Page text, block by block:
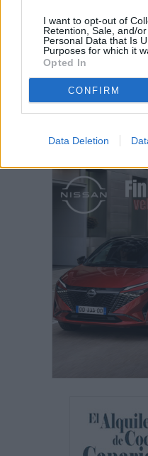
I want to opt-out of
Retention, Sale, and/
Personal Data that Is
Purposes for which it
Opted In
CONFIRM
Data Deletion
Todo